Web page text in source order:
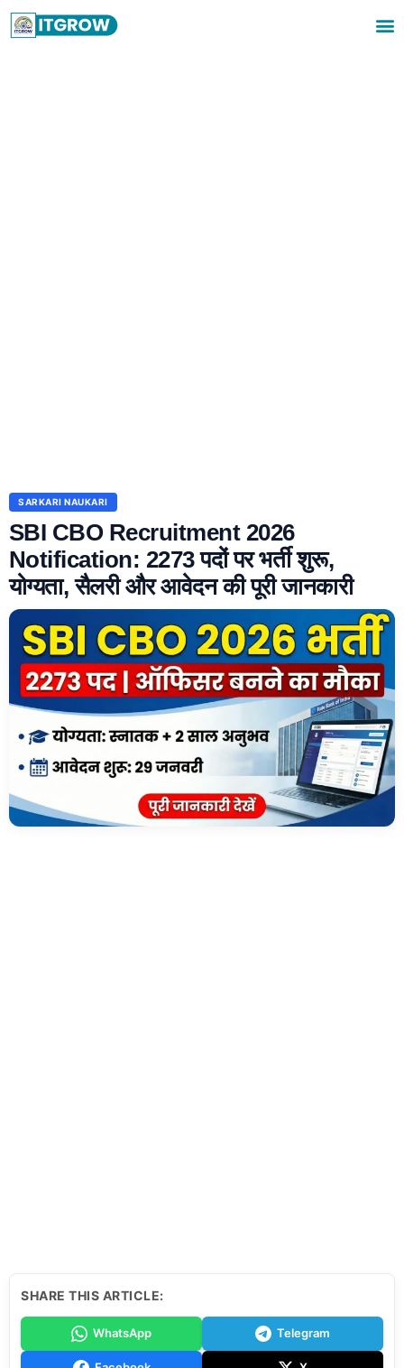
SARKARI NAUKARI
SBI CBO Recruitment 2026
Notification: 2273 पदों पर भर्ती शुरू,
योग्यता, सैलरी और आवेदन की पूरी जानकारी
SHARE THIS ARTICLE:
WhatsApp Telegram